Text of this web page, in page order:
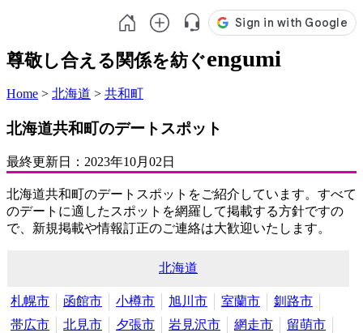
尊敬し合える関係を紡ぐengumi
Home > 北海道 > 共和町
北海道共和町のデートスポット
最終更新日： 2023年10月02日
北海道共和町のデートスポットをご紹介しています。すべて
のデートに適したスポットを網羅して掲載する方針ですの
で、新規掲載や情報訂正のご連絡は大歓迎いたします。
北海道
札幌市 函館市 小樽市 旭川市 室蘭市
釧路市
帯広市
北見市 夕張市 岩見沢市 網走市
留萌市